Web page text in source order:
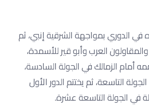
في الدوري بمواجهة الشرقية إنبي، ثم
العرب وأبو قير للأسمدة،
الزمالك في الجولة السادسة،
التاسعة، ثم يختتم الدور الأول
في الجولة التاسعة عشرة.